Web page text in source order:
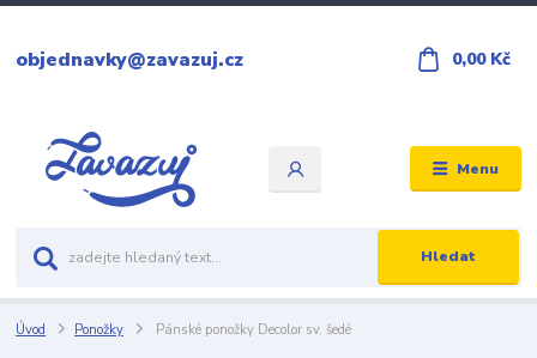
Menu
Hledat
objednavky@zavazuj.cz 0,00 Kč
Úvod Ponožky Pánské ponožky Decolor sv. šedé